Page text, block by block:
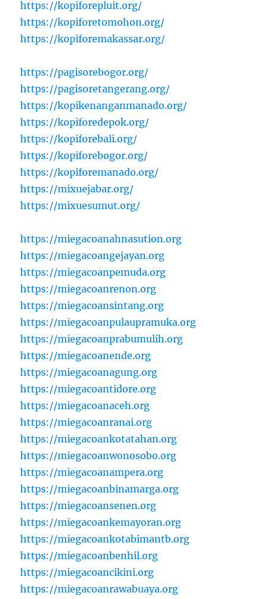
https://kopiforepluit.org/
https://kopiforetomohon.org/
https://kopiforemakassar.org/
https://pagisorebogor.org/
https://pagisoretangerang.org/
https://kopikenanganmanado.org/
https://kopiforedepok.org/
https://kopiforebali.org/
https://kopiforebogor.org/
https://kopiforemanado.org/
https://mixuejabar.org/
https://mixuesumut.org/
https://miegacoanahnasution.org
https://miegacoangejayan.org
https://miegacoanpemuda.org
https://miegacoanrenon.org
https://miegacoansintang.org
https://miegacoanpulaupramuka.org
https://miegacoanprabumulih.org
https://miegacoanende.org
https://miegacoanagung.org
https://miegacoantidore.org
https://miegacoanaceh.org
https://miegacoanranai.org
https://miegacoankotatahan.org
https://miegacoanwonosobo.org
https://miegacoanampera.org
https://miegacoanbinamarga.org
https://miegacoansenen.org
https://miegacoankemayoran.org
https://miegacoankotabimantb.org
https://miegacoanbenhil.org
https://miegacoancikini.org
https://miegacoanrawabuaya.org